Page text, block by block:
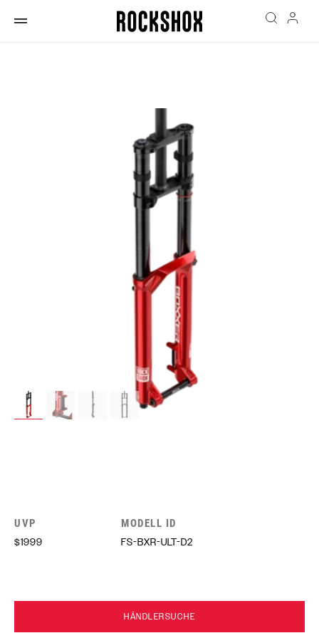
UVP
$1999
MODELL ID
FS-BXR-ULT-D2
HÄNDLERSUCHE